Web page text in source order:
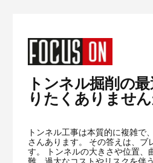
トンネル掘削の
りたくありません
トンネル工事は本質的に複雑で
さんあります。 その答えは、ブ
す。 トンネルの大きさや位置、